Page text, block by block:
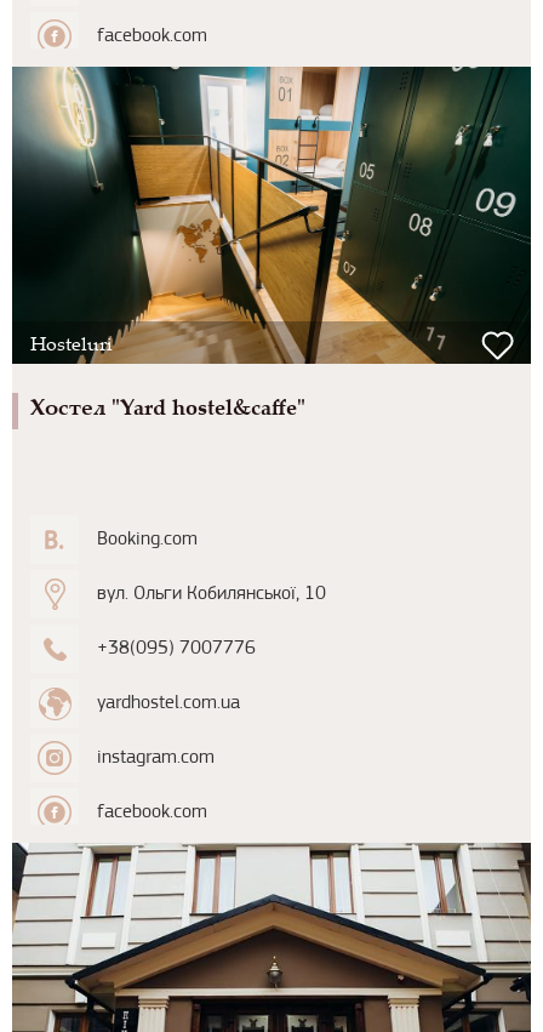
facebook.com
Hosteluri
Хостел "Yard hostel&caffe"
Booking.com
вул. Ольги Кобилянської, 10
+38(095) 7007776
yardhostel.com.ua
instagram.com
facebook.com